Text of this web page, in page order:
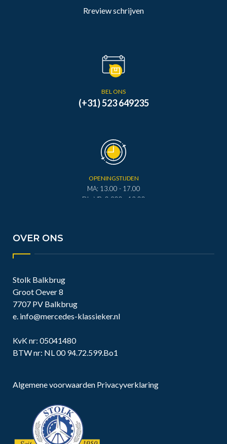
Rreview schrijven
BEL ONS
(+31) 523 649235
OPENINGSTIJDEN
MA: 13.00 - 17.00
DI - VR: 0.900 - 12.00
OVER ONS
Stolk Balkbrug
Groot Oever 8
7707 PV Balkbrug
e. info@mercedes-klassieker.nl
KvK nr: 05041480
BTW nr: NL 00 94.72.599.Bo1
Algemene voorwaarden Privacyverklaring